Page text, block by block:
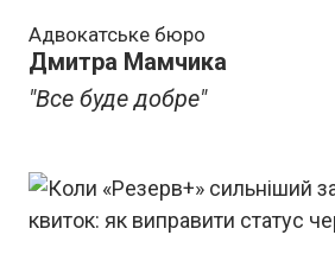
Адвокатське бюро
Дмитра Мамчика
"Все буде добре"